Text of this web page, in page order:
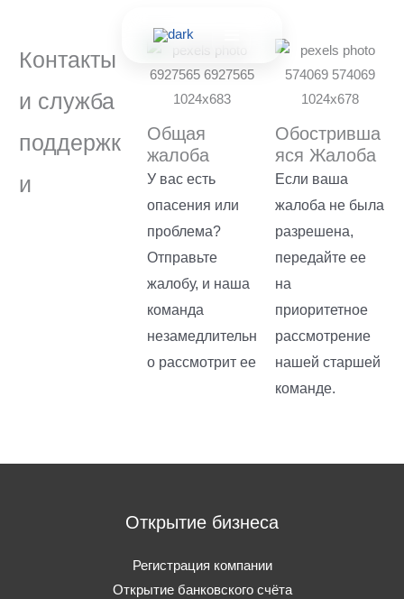
содержимому
Контакты
и служба
поддержк
и
Общая
жалоба
У вас есть
опасения или
проблема?
Отправьте
жалобу, и наша
команда
незамедлительн
о рассмотрит ее
Обостривша
яся Жалоба
Если ваша
жалоба не была
разрешена,
передайте ее
на
приоритетное
рассмотрение
нашей старшей
команде.
Открытие бизнеса
Регистрация компании
Открытие банковского счёта